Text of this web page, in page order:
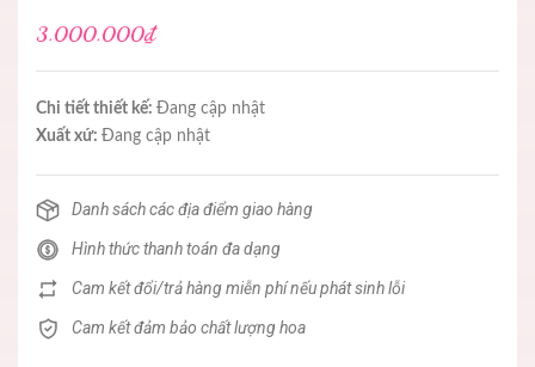
3.000.000₫
Chi tiết thiết kế: Đang cập nhật
Xuất xứ: Đang cập nhật
Danh sách các địa điểm giao hàng
Hình thức thanh toán đa dạng
Cam kết đổi/trả hàng miễn phí nếu phát sinh lỗi
Cam kết đảm bảo chất lượng hoa